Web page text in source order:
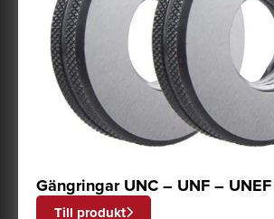
Gängringar UNC – UNF – UNEF
Till produkt